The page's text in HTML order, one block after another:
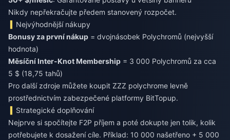
Nikdy nepřekračujte předem stanovený rozpočet.
Nejvýhodnější nákupy
Bonusy za první nákup = dvojnásobek Polychromů (nejvyšší
Měsíční Inter-Knot Membership = 3 000 Polychromů za cca
5 $ (18,75 tahů)
Pro další zdroje můžete koupit ZZZ polychrome levně
prostřednictvím zabezpečené platformy BitTopup.
Strategické doplňování
Nejprve si spočítejte F2P příjem a poté dokupte jen tolik, kolik
potřebujete k dosažení cíle. Příklad: 10 000 našetřeno + 5 000